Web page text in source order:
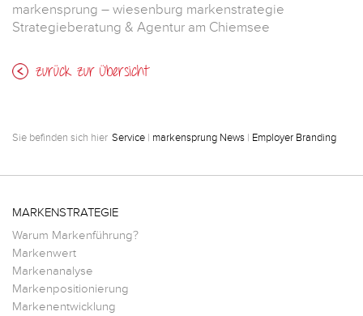
markensprung – wiesenburg markenstrategie
Strategieberatung & Agentur am Chiemsee
zurück zur Übersicht
Sie befinden sich hier Service | markensprung News | Employer Branding
MARKENSTRATEGIE
Warum Markenführung?
Markenwert
Markenanalyse
Markenpositionierung
Markenentwicklung